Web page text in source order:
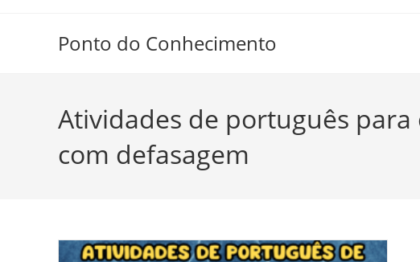
Ponto do Conhecimento
Atividades de português
com defasagem